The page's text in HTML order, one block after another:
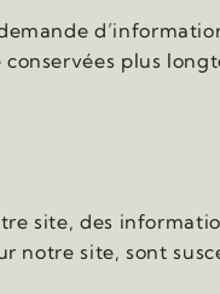
plus
site, des
notre site, sont